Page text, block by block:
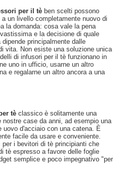
per il tè ben scelti possono
un livello completamente nuovo di
la domanda: cosa vale la pena
e la decisione di quale
principalmente dalle
vita. Non esiste una soluzione unica
di infusori per il tè funzionano in
uno in ufficio, usarne un altro
e regalarne un altro ancora a una
tè classico è solitamente una
case da anni, ad esempio una
d'acciaio con una catena. È
facile da usare e conveniente.
i bevitori di tè principianti che
tè espresso a favore delle foglie
semplice e poco impegnativo "per